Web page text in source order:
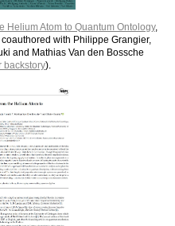
Helium Atom to Quantum Ontology,
with Philippe Grangier,
and Mathias Van den Bossche
backstory).